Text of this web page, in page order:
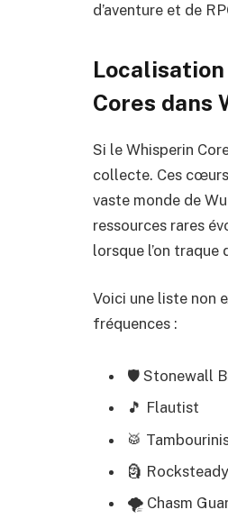
d’aventure et de
Cores dans
Si le Whisperin
collecte. Ces
vaste monde de
ressources rares
lorsque l’on traque
Voici une liste non
fréquences :
🛡️ Stonewall
🎵 Flautist
🥁
🗿
🌪️ Chasm